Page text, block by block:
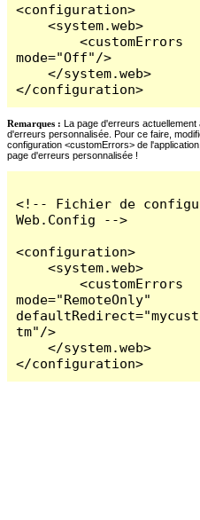
<configuration>
    <system.web>
        <customErrors
mode="Off"/>
    </system.web>
</configuration>
Remarques : La page d'erreurs
d'erreurs personnalisée. Pour ce faire,
configuration <customErrors> de
page d'erreurs personnalisée !
<!-- Fichier de
Web.Config -->
<configuration>
    <system.web>
        <customErrors
mode="RemoteOnly"
tm"/>
    </system.web>
</configuration>